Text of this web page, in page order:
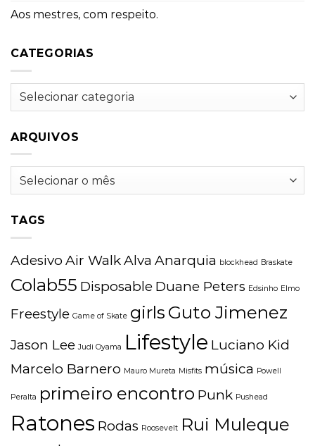
Aos mestres, com respeito.
CATEGORIAS
Categorias
ARQUIVOS
Arquivos
TAGS
Adesivo Air WalkAlva Anarquia blockhead Braskate
Colab55 Disposable Duane Peters Edsinho Elmo
Freestyle Game of Skate girls Guto Jimenez
Jason Lee Judi Oyama Lifestyle Luciano Kid
Marcelo Barnero Mauro Mureta Misfits música Powell
Peralta primeiro encontro Punk Pushead
Ratones Rodas Roosevelt Rui Muleque